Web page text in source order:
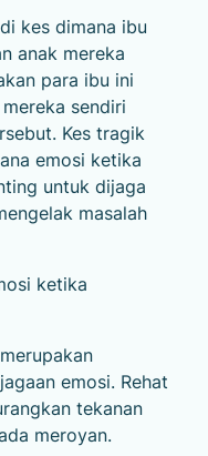
kes dimana ibu
anak mereka
para ibu ini
sendiri
Kes tragik
emosi ketika
untuk dijaga
masalah
ketika
emosi. Rehat
tekanan
meroyan.